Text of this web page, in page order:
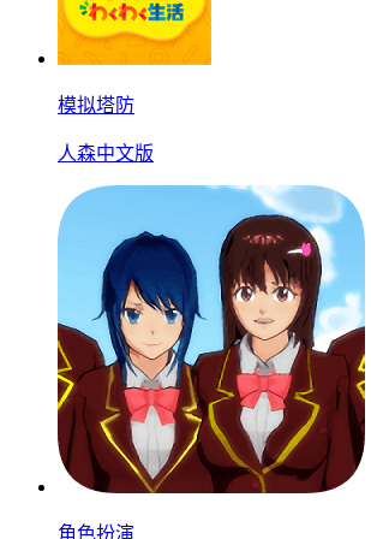
模拟塔防
人森中文版
角色扮演